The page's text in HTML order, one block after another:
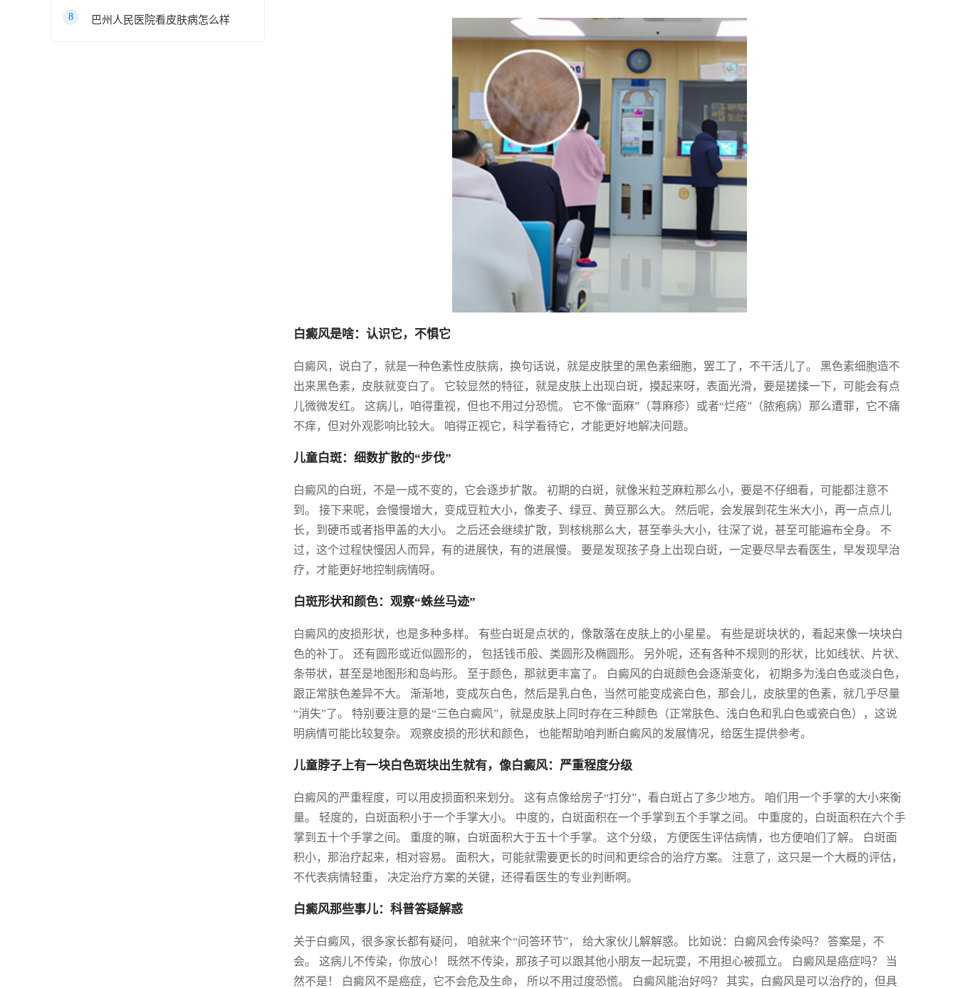
8 巴州人民医院看皮肤病怎么样
白癜风是啥：认识它，不惧它
白癜风，说白了，就是一种色素性皮肤病，换句话说，就是皮肤里的黑色素细胞，罢工了，不干活儿了。 黑色素细胞造不
出来黑色素，皮肤就变白了。 它较显然的特征，就是皮肤上出现白斑，摸起来呀，表面光滑，要是搓揉一下，可能会有点
儿微微发红。 这病儿，咱得重视，但也不用过分恐慌。 它不像“面麻”（荨麻疹）或者“烂疮”（脓疱病）那么遭罪，它不痛
不痒，但对外观影响比较大。 咱得正视它，科学看待它，才能更好地解决问题。
儿童白斑：细数扩散的“步伐”
白癜风的白斑，不是一成不变的，它会逐步扩散。 初期的白斑，就像米粒芝麻粒那么小，要是不仔细看，可能都注意不
到。 接下来呢，会慢慢增大，变成豆粒大小，像麦子、绿豆、黄豆那么大。 然后呢，会发展到花生米大小，再一点点儿
长，到硬币或者指甲盖的大小。 之后还会继续扩散，到核桃那么大，甚至拳头大小，往深了说，甚至可能遍布全身。 不
过，这个过程快慢因人而异，有的进展快，有的进展慢。 要是发现孩子身上出现白斑，一定要尽早去看医生，早发现早治
疗，才能更好地控制病情呀。
白斑形状和颜色：观察“蛛丝马迹”
白癜风的皮损形状，也是多种多样。 有些白斑是点状的，像散落在皮肤上的小星星。 有些是斑块状的，看起来像一块块白
色的补丁。 还有圆形或近似圆形的， 包括钱币般、类圆形及椭圆形。 另外呢，还有各种不规则的形状，比如线状、片状、
条带状，甚至是地图形和岛屿形。 至于颜色，那就更丰富了。 白癜风的白斑颜色会逐渐变化， 初期多为浅白色或淡白色，
跟正常肤色差异不大。 渐渐地，变成灰白色，然后是乳白色，当然可能变成瓷白色，那会儿，皮肤里的色素，就几乎尽量
“消失”了。 特别要注意的是“三色白癜风”，就是皮肤上同时存在三种颜色（正常肤色、浅白色和乳白色或瓷白色），这说
明病情可能比较复杂。 观察皮损的形状和颜色， 也能帮助咱判断白癜风的发展情况，给医生提供参考。
儿童脖子上有一块白色斑块出生就有，像白癜风：严重程度分级
白癜风的严重程度，可以用皮损面积来划分。 这有点像给房子“打分”，看白斑占了多少地方。 咱们用一个手掌的大小来衡
量。 轻度的，白斑面积小于一个手掌大小。 中度的，白斑面积在一个手掌到五个手掌之间。 中重度的，白斑面积在六个手
掌到五十个手掌之间。 重度的嘛，白斑面积大于五十个手掌。 这个分级， 方便医生评估病情，也方便咱们了解。 白斑面
积小，那治疗起来，相对容易。 面积大，可能就需要更长的时间和更综合的治疗方案。 注意了，这只是一个大概的评估，
不代表病情轻重， 决定治疗方案的关键，还得看医生的专业判断啊。
白癜风那些事儿：科普答疑解惑
关于白癜风，很多家长都有疑问， 咱就来个“问答环节”， 给大家伙儿解解惑。 比如说：白癜风会传染吗？ 答案是，不
会。 这病儿不传染，你放心！ 既然不传染，那孩子可以跟其他小朋友一起玩耍，不用担心被孤立。 白癜风是癌症吗？ 当
然不是！ 白癜风不是癌症，它不会危及生命， 所以不用过度恐慌。 白癜风能治好吗？ 其实，白癜风是可以治疗的，但具